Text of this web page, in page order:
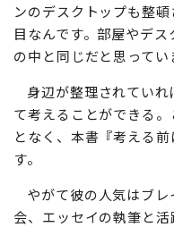
ンのデスクトップも整
目なんです。部屋やデ
の中と同じだと思ってい
身辺が整理されてい
て考えることができる
となく、本書『考える
す。
やがて彼の人気はブ
会、エッセイの執筆と